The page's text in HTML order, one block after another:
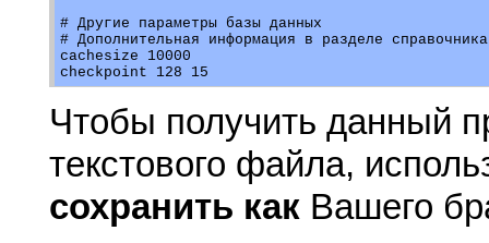
# Другие параметры базы данных
# Дополнительная информация в разделе
cachesize 10000
Чтобы получить данный
текстового файла,
сохранить как Вашего